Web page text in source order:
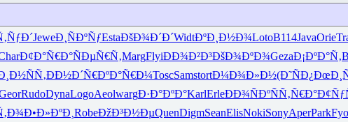
JeweÐ¸ÑÐºÑƒEstaÐšÐ¾Ð´Ð´WidtÐºÐ¸Ð½Ð¾LotoB114JavaOrie
Ð¢Ð°Ñ€Ð°ÑÐµÑ€Ñ‚MargFlyiÐÐ¾Ð²Ð³ÐšÐ¾ÐºÐ¾GezaÐ¡ÐºÐ°Ñ‚
ÐÐ½Ð´Ñ€ÐºÐ°Ñ€Ð¼ToscSamstortÐ¼Ð¾Ð»Ð½(Ð˜ÑÐ¿
RudoDynaLogoAeolwargÐ·Ð°ÐºÐ°KarlErleÐÐ¾ÑÐºÑÑ‚Ñ€Ð°
Ð•Ð»ÐºÐ¸ RobeÐžÐ³Ð½ÐµQuenDigmSeanElisNokiSonyAperPark